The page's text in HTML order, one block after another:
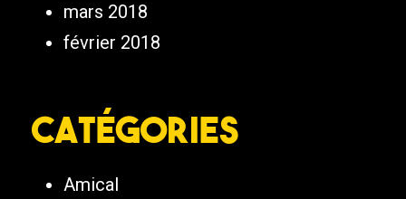
mars 2018
février 2018
Catégories
Amical